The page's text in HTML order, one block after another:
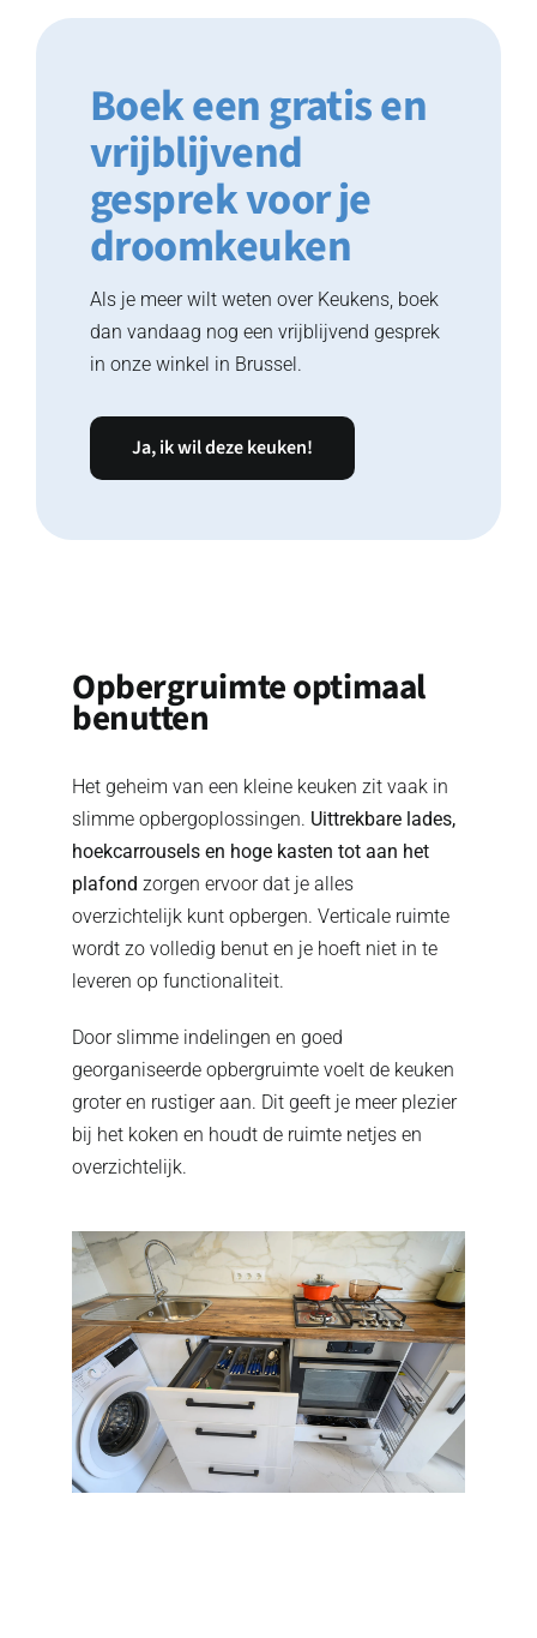
Boek een gratis en
vrijblijvend
gesprek voor je
droomkeuken
Als je meer wilt weten over Keukens, boek
dan vandaag nog een vrijblijvend gesprek
in onze winkel in Brussel.
Ja, ik wil deze keuken!
Opbergruimte optimaal
benutten
Het geheim van een kleine keuken zit vaak in
slimme opbergoplossingen. Uittrekbare lades,
hoekcarrousels en hoge kasten tot aan het
plafond zorgen ervoor dat je alles
overzichtelijk kunt opbergen. Verticale ruimte
wordt zo volledig benut en je hoeft niet in te
leveren op functionaliteit.
Door slimme indelingen en goed
georganiseerde opbergruimte voelt de keuken
groter en rustiger aan. Dit geeft je meer plezier
bij het koken en houdt de ruimte netjes en
overzichtelijk.